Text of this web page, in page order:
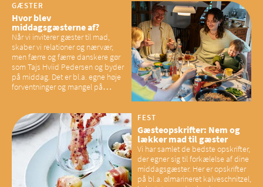
GÆSTER
Hvor blev
middagsgæsterne af?
Når vi inviterer gæster til mad,
skaber vi relationer og nærvær,
men færre og færre danskere gør
som Tajs Hviid Pedersen og byder
på middag. Det er bl.a. egne høje
forventninger og mangel på
have konsekvenser for vores
sociale fællesskaber
FEST
Gæsteopskrifter: Nem og
lækker mad til gæster
Vi har samlet de bedste opskrifter,
der egner sig til forkælelse af dine
middagsgæster. Her er opskrifter
på bl.a. ølmarineret kalveschnitzel,